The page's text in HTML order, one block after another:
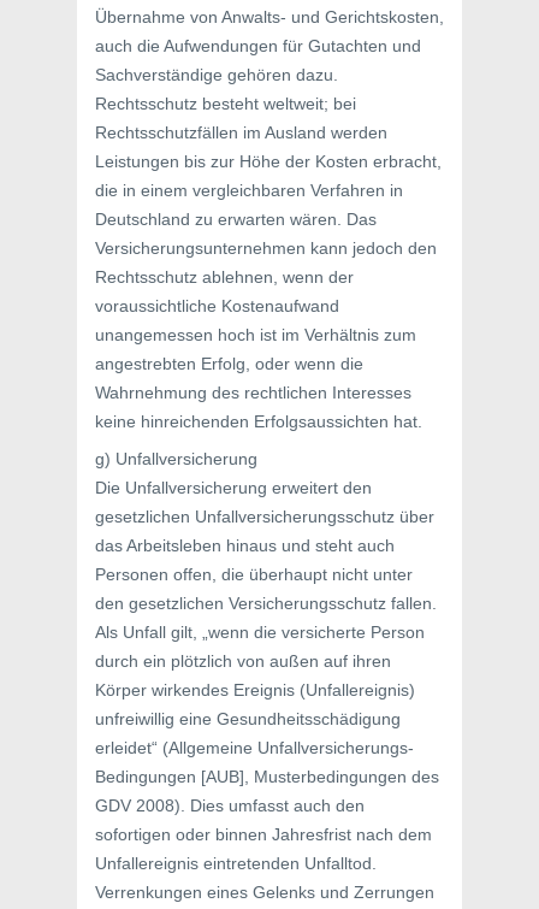
Übernahme von Anwalts- und Gerichtskosten,
auch die Aufwendungen für Gutachten und
Sachverständige gehören dazu.
Rechtsschutz besteht weltweit; bei
Rechtsschutzfällen im Ausland werden
Leistungen bis zur Höhe der Kosten erbracht,
die in einem vergleichbaren Verfahren in
Deutschland zu erwarten wären. Das
Versicherungsunternehmen kann jedoch den
Rechtsschutz ablehnen, wenn der
voraussichtliche Kostenaufwand
unangemessen hoch ist im Verhältnis zum
angestrebten Erfolg, oder wenn die
Wahrnehmung des rechtlichen Interesses
keine hinreichenden Erfolgsaussichten hat.
g) Unfallversicherung
Die Unfallversicherung erweitert den
gesetzlichen Unfallversicherungsschutz über
das Arbeitsleben hinaus und steht auch
Personen offen, die überhaupt nicht unter
den gesetzlichen Versicherungsschutz fallen.
Als Unfall gilt, „wenn die versicherte Person
durch ein plötzlich von außen auf ihren
Körper wirkendes Ereignis (Unfallereignis)
unfreiwillig eine Gesundheitsschädigung
erleidet“ (Allgemeine Unfallversicherungs-
Bedingungen [AUB], Musterbedingungen des
GDV 2008). Dies umfasst auch den
sofortigen oder binnen Jahresfrist nach dem
Unfallereignis eintretenden Unfalltod.
Verrenkungen eines Gelenks und Zerrungen